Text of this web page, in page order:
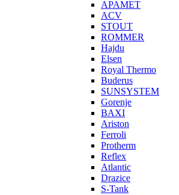
APAMET
ACV
STOUT
ROMMER
Hajdu
Elsen
Royal Thermo
Buderus
SUNSYSTEM
Gorenje
BAXI
Ariston
Ferroli
Protherm
Reflex
Atlantic
Drazice
S-Tank